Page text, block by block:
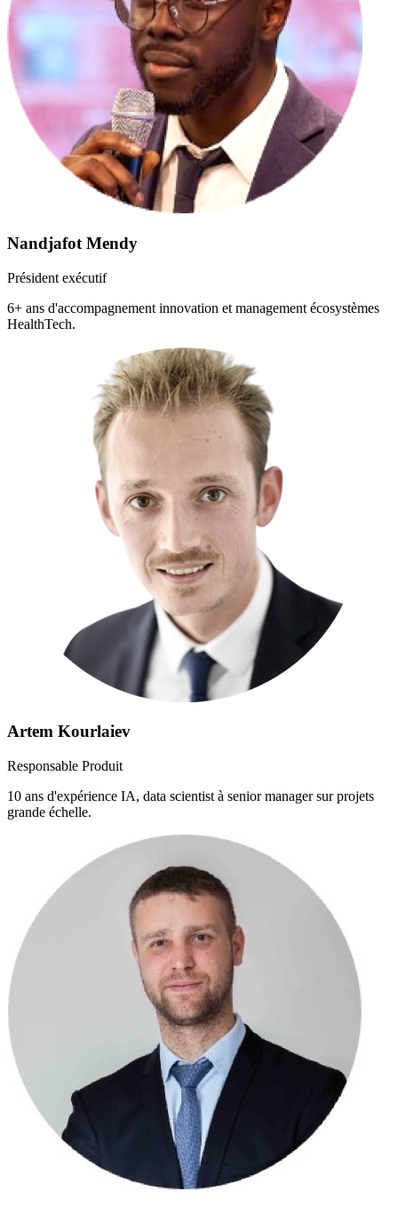
Nandjafot Mendy
Président exécutif
6+ ans d'accompagnement innovation et management écosystèmes
HealthTech.
Artem Kourlaiev
Responsable Produit
10 ans d'expérience IA, data scientist à senior manager sur projets
grande échelle.